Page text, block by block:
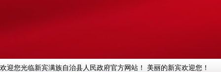
欢迎您光临新宾满族自治县人民政府官方网站！ 美丽的新宾欢迎您！